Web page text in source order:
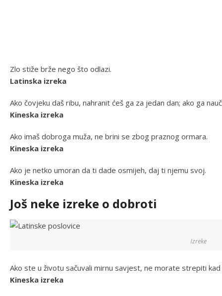
Zlo stiže brže nego što odlazi.
Latinska izreka
Ako čovjeku daš ribu, nahranit ćeš ga za jedan dan; ako ga
Kineska izreka
Ako imaš dobroga muža, ne brini se zbog praznog ormara.
Kineska izreka
Ako je netko umoran da ti dade osmijeh, daj ti njemu svoj.
Kineska izreka
Još neke izreke o dobroti
Izreke
Ako ste u životu sačuvali mirnu savjest, ne morate strepiti
Kineska izreka